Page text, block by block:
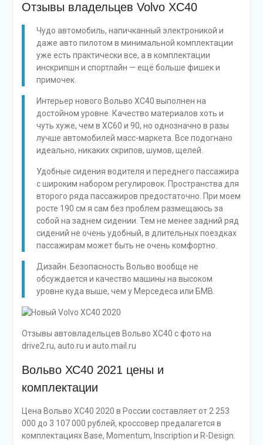
Отзывы владельцев Volvo XC40
Чудо автомобиль, напичканный электроникой и
даже авто пилотом в минимальной комплектации
уже есть практически все, а в комплектации
инскрипшн и спортлайн — ещё больше фишек и
примочек.
Интерьер нового Вольво XC40 выполнен на
достойном уровне. Качество материалов хоть и
чуть хуже, чем в XC60 и 90, но однозначно в разы
лучше автомобилей масс-маркета. Все подогнано
идеально, никаких скрипов, шумов, щелей.
Удобные сидения водителя и переднего пассажира
с широким набором регулировок. Пространства для
второго ряда пассажиров предостаточно. При моем
росте 190 см я сам без проблем размещаюсь за
собой на заднем сидении. Тем не менее задний ряд
сидений не очень удобный, в длительных поездках
пассажирам может быть не очень комфортно.
Дизайн. Безопасность Вольво вообще не
обсуждается и качество машины на высоком
уровне куда выше, чем у Мерседеса или БМВ.
Отзывы автовладельцев Вольво ХС40 с фото на
drive2.ru, auto.ru и auto.mail.ru
Вольво ХС40 2021 цены и
комплектации
Цена Вольво ХС40 2020 в России составляет от 2 253
000 до 3 107 000 рублей, кроссовер предалагется в
комплектациях Base, Momentum, Inscription и R-Design.